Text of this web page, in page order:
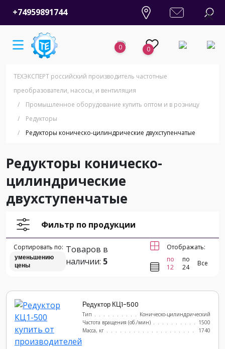
+74959891744
0 0
ТЕХЭКСПЕРТ российский производитель частотные
преобразователи, насосы, и вентиляция
/
Промышленное оборудование купить оптом и в розницу
/
Редукторы
/
Редукторы коническо-цилиндрические двухступенчатые
Редукторы коническо-
цилиндрические
двухступенчатые
Фильтр по продукции
Сортировать по:
уменьшению
цены
Товаров в
наличии: 5
Отображать:
по
12
по
24
Все
Редуктор КЦ1-500
Тип
Коническо-цилиндрический
Частота вращения (об./мин)
1500
Масса, кг
1740